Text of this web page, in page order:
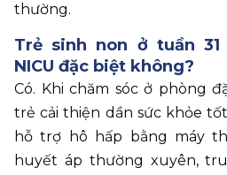
thường.
Trẻ sinh non ở tuần
NICU đặc biệt không?
Có. Khi chăm sóc ở phòng
trẻ cải thiện dần sức khỏe
hỗ trợ hô hấp bằng máy
huyết áp thường xuyên,